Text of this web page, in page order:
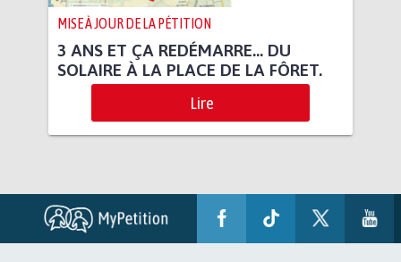
MISE À JOUR DE LA PÉTITION
3 ANS ET ÇA REDÉMARRE... DU
SOLAIRE À LA PLACE DE LA FÔRET.
Lire